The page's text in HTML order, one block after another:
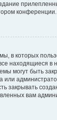
конференции.
в которых
находящиеся в
могут быть
или
закрывать
вам